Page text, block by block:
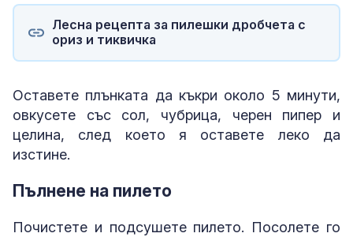
Лесна рецепта за пилешки дробчета с
ориз и тиквичка
Оставете плънката да къкри около 5 минути,
овкусете със сол, чубрица, черен пипер и
целина, след което я оставете леко да
изстине.
Пълнене на пилето
Почистете и подсушете пилето. Посолете го